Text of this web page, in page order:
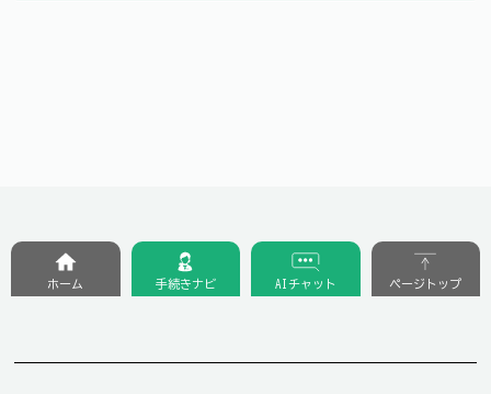
ホーム 手続きナビ AIチャット ページトップ